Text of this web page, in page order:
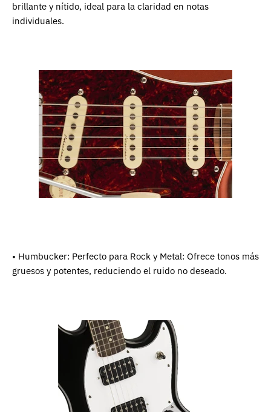
brillante y nítido, ideal para la claridad en notas
individuales.
• Humbucker: Perfecto para Rock y Metal: Ofrece tonos más
gruesos y potentes, reduciendo el ruido no deseado.